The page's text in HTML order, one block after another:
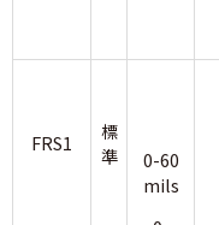
FRS1
標
準
0-60
mils